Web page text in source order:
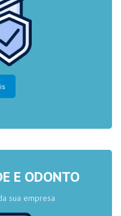
E ODONTO
sua empresa